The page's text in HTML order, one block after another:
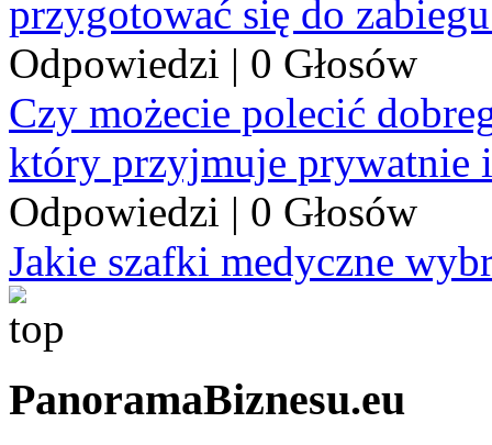
przygotować się do
Odpowiedzi | 0 Głosów
Czy możecie polecić
który przyjmuje prywatnie
Odpowiedzi | 0 Głosów
Jakie szafki medyczne
PanoramaBiznesu.eu